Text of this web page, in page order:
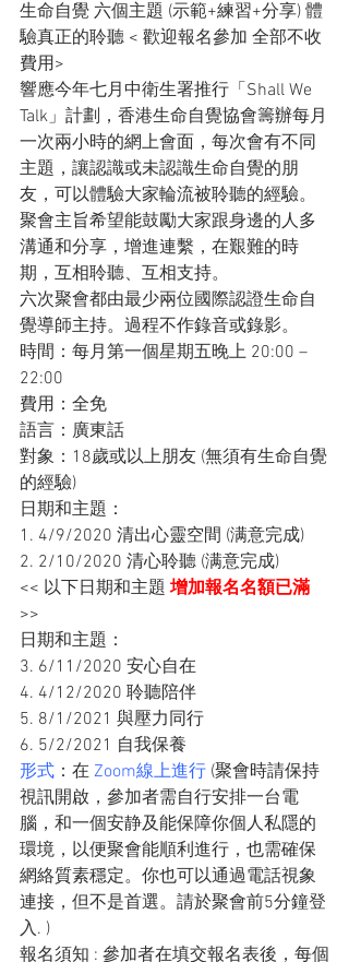
生命自覺 六個主題 (示範+練習+分享) 體
驗真正的聆聽 < 歡迎報名參加 全部不收
費用>
響應今年七月中衛生署推行「Shall We
Talk」計劃，香港生命自覺協會籌辦每月
一次兩小時的網上會面，每次會有不同
主題，讓認識或未認識生命自覺的朋
友，可以體驗大家輪流被聆聽的經驗。
聚會主旨希望能鼓勵大家跟身邊的人多
溝通和分享，增進連繫，在艱難的時
期，互相聆聽、互相支持。
六次聚會都由最少兩位國際認證生命自
覺導師主持。過程不作錄音或錄影。
時間：每月第一個星期五晚上 20:00 –
22:00
費用：全免
語言：廣東話
對象：18歲或以上朋友 (無須有生命自覺
的經驗)
日期和主題：
1. 4/9/2020 清出心靈空間 (满意完成)
2. 2/10/2020 清心聆聽 (满意完成)
<< 以下日期和主題 增加報名名額已滿
>>
日期和主題：
3. 6/11/2020 安心自在
4. 4/12/2020 聆聽陪伴
5. 8/1/2021 與壓力同行
6. 5/2/2021 自我保養
形式 ：在 Zoom線上進行 (聚會時請保持
視訊開啟，參加者需自行安排一台電
腦，和一個安静及能保障你個人私隱的
環境，以便聚會能順利進行，也需確保
網絡質素穩定。你也可以通過電話視象
連接，但不是首選。請於聚會前5分鐘登
入. )
報名須知 : 參加者在填交報名表後，每個